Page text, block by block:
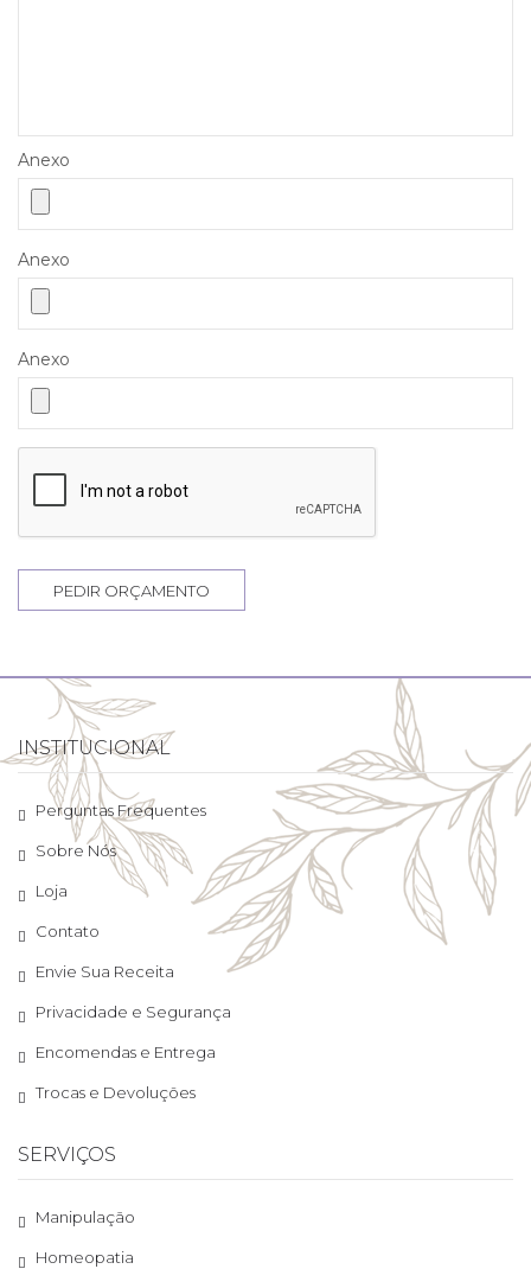
Anexo
Anexo
Anexo
PEDIR ORÇAMENTO
INSTITUCIONAL
Perguntas Frequentes
Sobre Nós
Loja
Contato
Envie Sua Receita
Privacidade e Segurança
Encomendas e Entrega
Trocas e Devoluções
SERVIÇOS
Manipulação
Homeopatia